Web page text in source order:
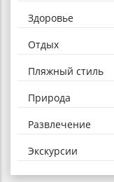
Здоровье
Отдых
Пляжный стиль
Природа
Развлечение
Экскурсии